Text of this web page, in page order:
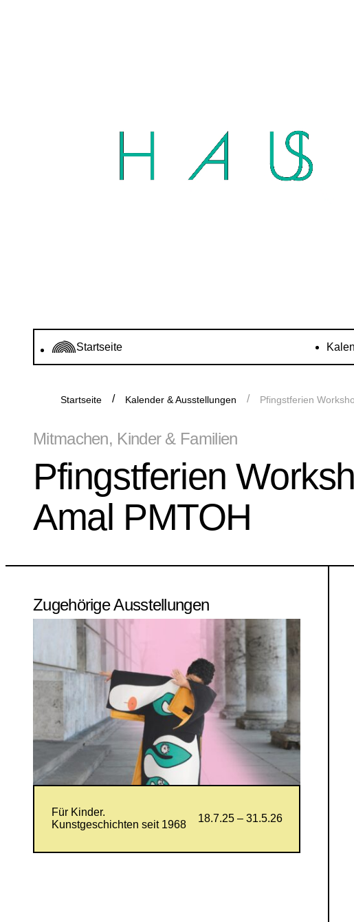
Startseite
Startseite Kalender & Ausstellungen Pfingstferien
Mitmachen, Kinder & Familien
Pfingstferien
Amal PMTOH
Zugehörige Ausstellungen
Für Kinder.
Kunstgeschichten seit 1968
18.7.25 – 31.5.26